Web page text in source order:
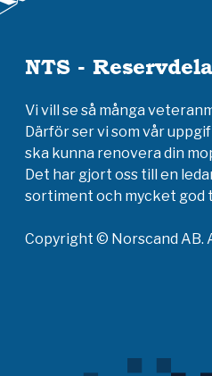
NTS -
Vi vill se så många
Därför ser vi som vår
ska kunna renovera din
Det har gjort oss till en
sortiment och mycket god
Copyright © Norscand